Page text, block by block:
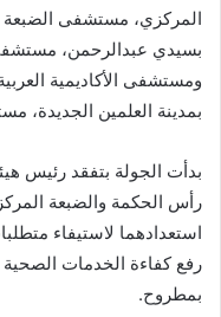
المركزي، مستشفى
بسيدي عبدالرحمن،
ومستشفى الأكاديمية
بمدينة العلمين الجديدة،
بدأت الجولة بتفقد رئيس
رأس الحكمة والضبعة
استعدادهما لاستيفاء
رفع كفاءة الخدمات
بمطروح.